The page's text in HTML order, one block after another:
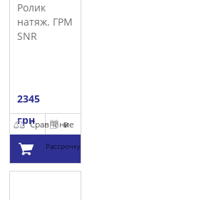
Ролик
натяж. ГРМ
SNR
2345
грнСравнение
В
Рассрочку